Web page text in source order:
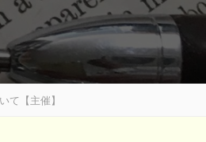
て【主催】